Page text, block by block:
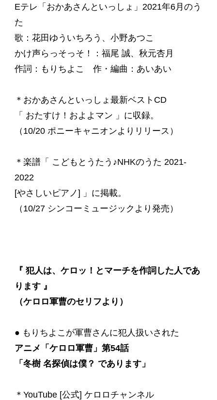
Eテレ「おかあさんといっしょ」2021年6月のう
た
歌：花田ゆういちろう、小野あつこ
かけ声らっそっそ！：福尾 誠、秋元杏月
作詞：もりちよこ 作・編曲：あいあい
＊おかあさんといっしょ最新ベストCD
「 おたすけ！およよマン 」に収録。
（10/20 ポニーキャニオンよりリリース）
＊楽譜「 こどもとうたう♪NHKのうた 2021-
2022
[やさしいピアノ] 」に掲載。
（10/27 シンコーミュージックより発売）
『 犯人は、ケロッ！とマーチを作詞した人であ
ります 』
（ケロロ軍曹のセリフより）
● もりちよこが軍曹さんに犯人扱いされた
アニメ「ケロロ軍曹」第54話
「冬樹 名探偵は僕？ であります」
＊YouTube [公式] ケロロチャンネル